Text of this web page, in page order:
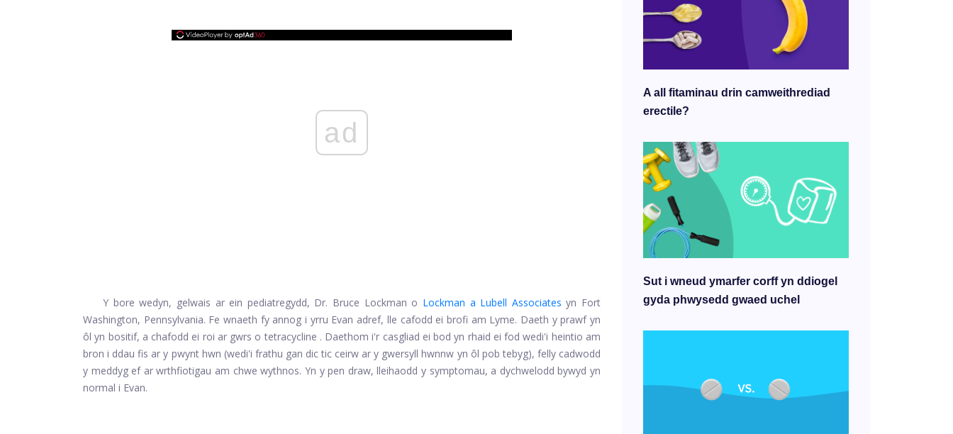
ad
Y bore wedyn, gelwais ar ein pediatregydd, Dr. Bruce Lockman o Lockman a Lubell Associates yn Fort
Washington, Pennsylvania. Fe wnaeth fy annog i yrru Evan adref, lle cafodd ei brofi am Lyme. Daeth y prawf yn
ôl yn bositif, a chafodd ei roi ar gwrs o tetracycline . Daethom i'r casgliad ei bod yn rhaid ei fod wedi'i heintio am
bron i ddau fis ar y pwynt hwn (wedi'i frathu gan dic tic ceirw ar y gwersyll hwnnw yn ôl pob tebyg), felly cadwodd
y meddyg ef ar wrthfiotigau am chwe wythnos. Yn y pen draw, lleihaodd y symptomau, a dychwelodd bywyd yn
normal i Evan.
A all fitaminau drin camweithrediad
erectile?
Sut i wneud ymarfer corff yn ddiogel
gyda phwysedd gwaed uchel